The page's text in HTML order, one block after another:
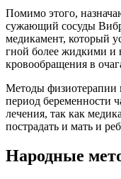
Помимо этого,
сужающий сосуды
медикамент, который
гной более жидкими и
кровообращения в
Методы физиотерапии
период беременности
лечения, так как
пострадать и мать и
Народные